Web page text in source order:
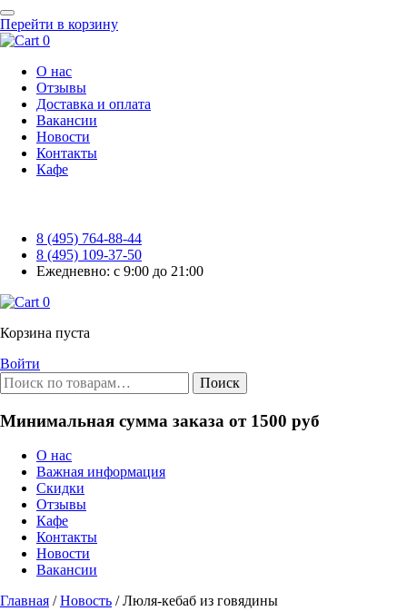
Перейти в корзину
0
О нас
Отзывы
Доставка и оплата
Вакансии
Новости
Контакты
Кафе
8 (495) 764-88-44
8 (495) 109-37-50
Ежедневно: с 9:00 до 21:00
0
Корзина пуста
Войти
Поиск
Минимальная сумма заказа от 1500 руб
О нас
Важная информация
Скидки
Отзывы
Кафе
Контакты
Новости
Вакансии
Главная /Новость / Люля-кебаб из говядины